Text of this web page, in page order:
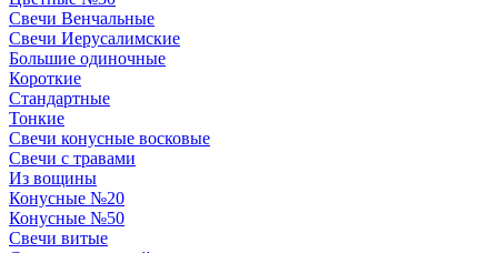
Свечи Венчальные
Свечи Иерусалимские
Большие одиночные
Короткие
Стандартные
Тонкие
Свечи конусные восковые
Свечи с травами
Из вощины
Конусные №20
Конусные №50
Свечи витые